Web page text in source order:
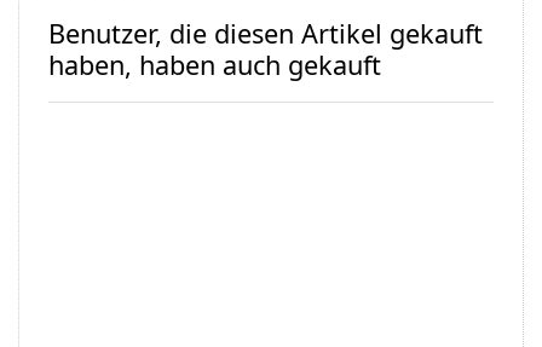
Benutzer, die diesen Artikel gekauft
haben, haben auch gekauft